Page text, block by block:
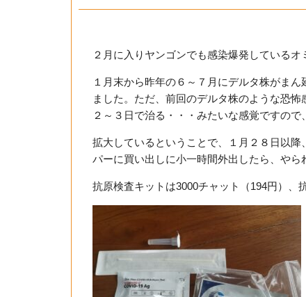
２月に入りヤンゴンでも感染爆発しているオ
１月末から昨年の６～７月にデルタ株がま
ました。ただ、前回のデルタ株のような恐
２～３日で治る・・・みたいな感覚ですの
拡大しているということで、１月２８日以
パーに買い出しに小一時間外出したら、やら
抗原検査キットは3000チャット（194円）、